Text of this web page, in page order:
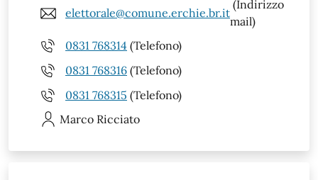
elettorale@comune.erchie.br.it
(Indirizzo
mail)
0831 768314 (Telefono)
0831 768316 (Telefono)
0831 768315 (Telefono)
Marco Ricciato